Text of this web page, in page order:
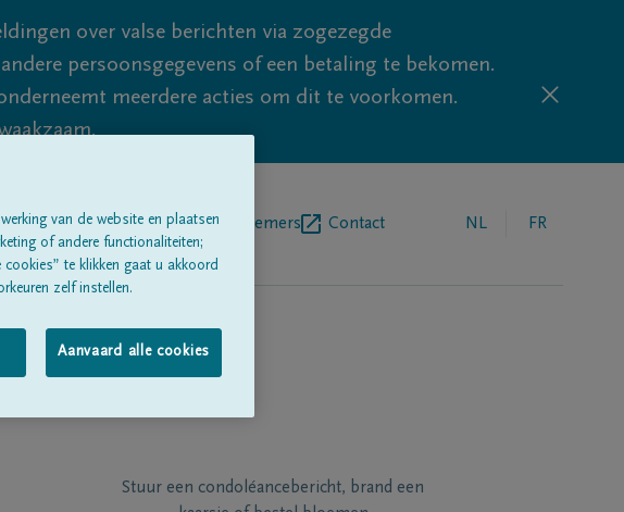
over valse berichten via zogezegde
persoonsgegevens of een betaling te bekomen.
meerdere acties om dit te voorkomen.
Over onsBegrafenisondernemers Contact NL FR
Stuur een condoléancebericht, brand een
van de website en plaatsen
of andere functionaliteiten;
te klikken gaat u akkoord
zelf instellen.
Aanvaard alle cookies